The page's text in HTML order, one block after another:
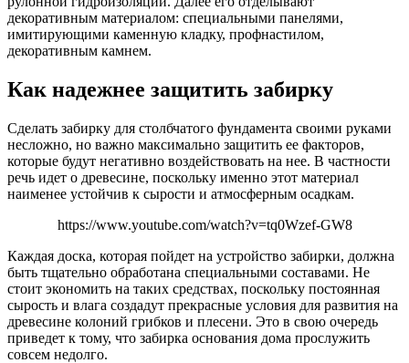
декоративным материалом: специальными панелями,
имитирующими каменную кладку, профнастилом,
декоративным камнем.
Как надежнее защитить забирку
Сделать забирку для столбчатого фундамента своими руками
несложно, но важно максимально защитить ее факторов,
которые будут негативно воздействовать на нее. В частности
речь идет о древесине, поскольку именно этот материал
наименее устойчив к сырости и атмосферным осадкам.
https://www.youtube.com/watch?v=tq0Wzef-GW8
Каждая доска, которая пойдет на устройство забирки, должна
быть тщательно обработана специальными составами. Не
стоит экономить на таких средствах, поскольку постоянная
сырость и влага создадут прекрасные условия для развития на
древесине колоний грибков и плесени. Это в свою очередь
приведет к тому, что забирка основания дома прослужить
совсем недолго.